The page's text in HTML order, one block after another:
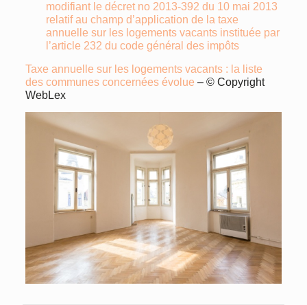
modifiant le décret no 2013-392 du 10 mai 2013
relatif au champ d’application de la taxe
annuelle sur les logements vacants instituée par
l’article 232 du code général des impôts
Taxe annuelle sur les logements vacants : la liste
des communes concernées évolue – © Copyright
WebLex